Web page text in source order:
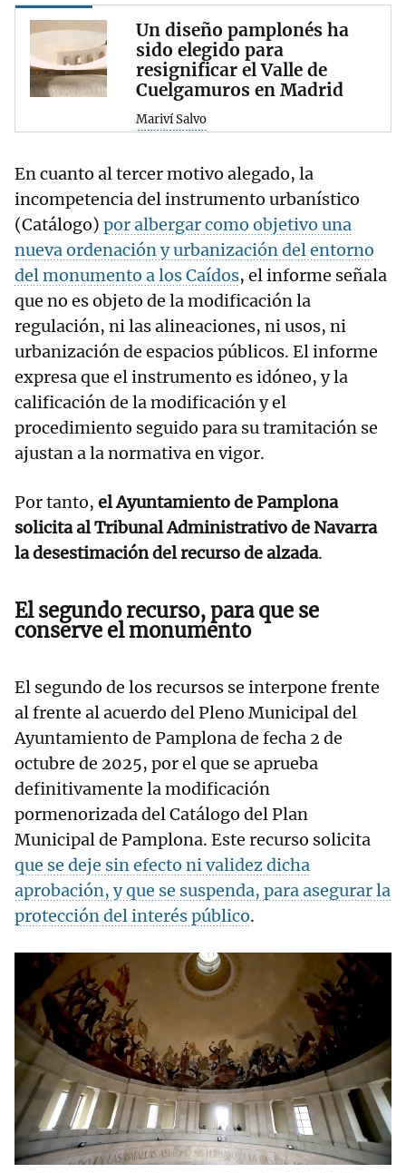
Un diseño pamplonés ha
sido elegido para
resignificar el Valle de
Cuelgamuros en Madrid
Mariví Salvo
En cuanto al tercer motivo alegado, la
incompetencia del instrumento urbanístico
(Catálogo) por albergar como objetivo una
nueva ordenación y urbanización del entorno
del monumento a los Caídos, el informe señala
que no es objeto de la modificación la
regulación, ni las alineaciones, ni usos, ni
urbanización de espacios públicos. El informe
expresa que el instrumento es idóneo, y la
calificación de la modificación y el
procedimiento seguido para su tramitación se
ajustan a la normativa en vigor.
Por tanto, el Ayuntamiento de Pamplona
solicita al Tribunal Administrativo de Navarra
la desestimación del recurso de alzada.
El segundo recurso, para que se
conserve el monumento
El segundo de los recursos se interpone frente
al frente al acuerdo del Pleno Municipal del
Ayuntamiento de Pamplona de fecha 2 de
octubre de 2025, por el que se aprueba
definitivamente la modificación
pormenorizada del Catálogo del Plan
Municipal de Pamplona. Este recurso solicita
que se deje sin efecto ni validez dicha
aprobación, y que se suspenda, para asegurar la
protección del interés público.